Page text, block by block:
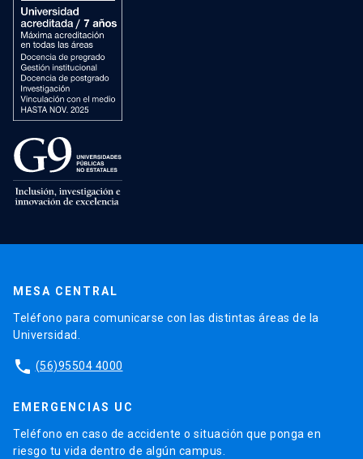
MESA CENTRAL
Teléfono para comunicarse con las distintas áreas de la
Universidad.
phone (56)95504 4000
EMERGENCIAS UC
Teléfono en caso de accidente o situación que ponga en
riesgo tu vida dentro de algún campus.